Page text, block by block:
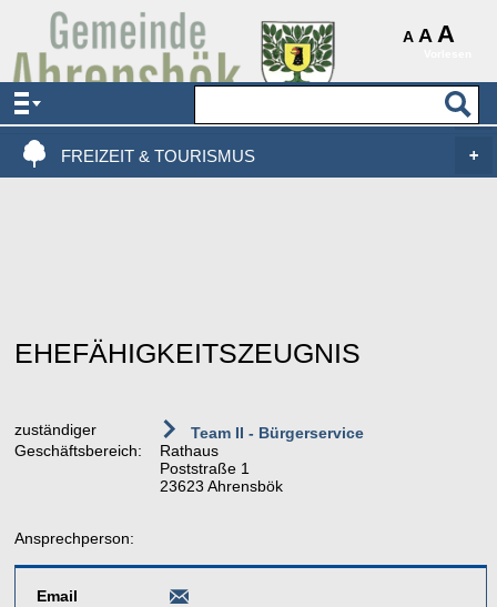
A A A
AKTUELLES & SERVICE
VERWALTUNG & POLITIK
FREIZEIT & TOURISMUS
EHEFÄHIGKEITSZEUGNIS
zuständiger
Geschäftsbereich:
Team II - Bürgerservice
Rathaus
Poststraße 1
23623 Ahrensbök
Ansprechperson:
Email